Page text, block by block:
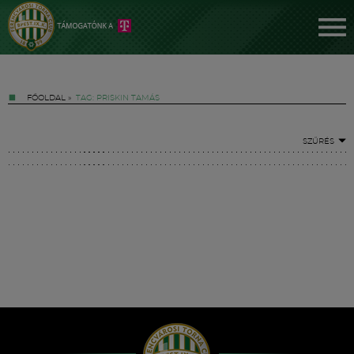
FŐOLDAL » TAG: PRISKIN TAMÁS
SZŰRÉS
Hírek